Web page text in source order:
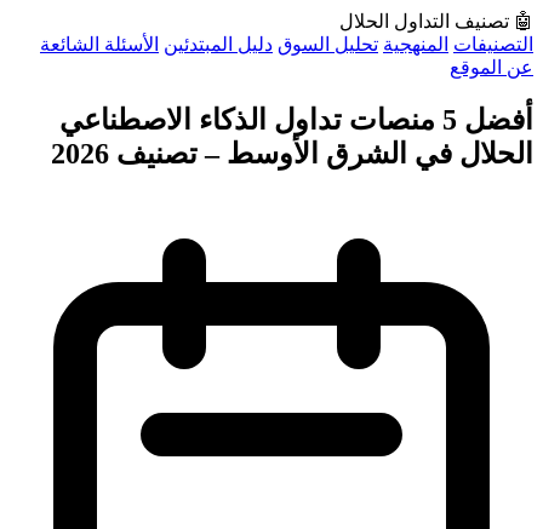
🤖 تصنيف التداول الحلال
التصنيفات المنهجية تحليل السوق دليل المبتدئين الأسئلة الشائعة
عن الموقع
أفضل 5 منصات تداول الذكاء الاصطناعي
الحلال في الشرق الأوسط – تصنيف 2026